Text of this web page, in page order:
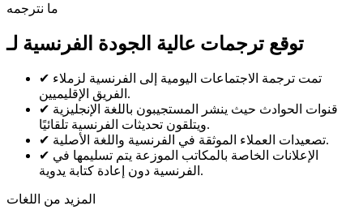
ما نترجمه
توقع ترجمات عالية الجودة الفرنسية لـ
✔ تمت ترجمة الاجتماعات اليومية إلى الفرنسية لزملاء
الفريق الإقليميين.
✔ قنوات الحوادث حيث ينشر المستجيبون باللغة الإنجليزية
ويتلقون تحديثات الفرنسية تلقائيًا.
✔
تصعيدات العملاء الموثقة في الفرنسية واللغة الأصلية.
✔ الإعلانات الخاصة بالمكاتب الموزعة يتم تسليمها في
الفرنسية دون إعادة كتابة يدوية.
المزيد من اللغات